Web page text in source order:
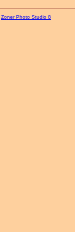
Zoner Photo Studio 8